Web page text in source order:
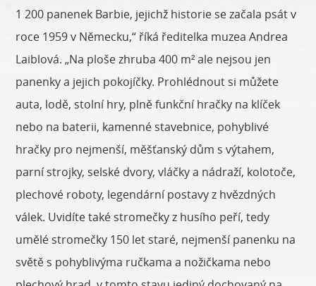
1 200 panenek Barbie, jejichž historie se začala psát v
roce 1959 v Německu,“ říká ředitelka muzea Andrea
Laiblová. „Na ploše zhruba 400 m² ale nejsou jen
panenky a jejich pokojíčky. Prohlédnout si můžete
auta, lodě, stolní hry, plně funkční hračky na klíček
nebo na baterii, kamenné stavebnice, pohyblivé
hračky pro nejmenší, měšťanský dům s výtahem,
parní strojky, selské dvory, vláčky a nádraží, kolotoče,
plechové roboty, legendární postavy z hvězdných
válek. Uvidíte také stromečky z husího peří, tedy
umělé stromečky 150 let staré, nejmenší panenku na
světě s pohyblivýma ručkama a nožičkama nebo